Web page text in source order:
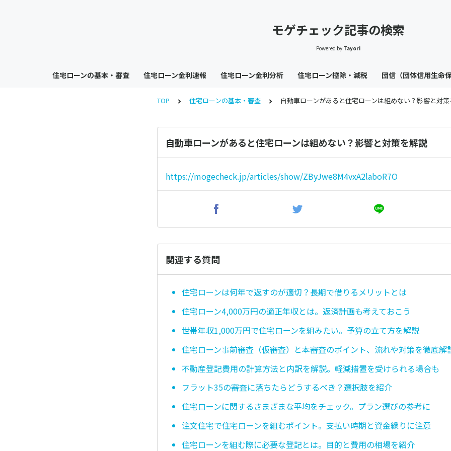
モゲチェック記事の検索
Powered by Tayori
住宅ローンの基本・審査 住宅ローン金利速報 住宅ローン金利分析 住宅ローン控除・減税 団信（団体信用生命
TOP 住宅ローンの基本・審査 自動車ローンがあると住宅ローンは組めない？影響と対
自動車ローンがあると住宅ローンは組めない？影響と対策を解説
https://mogecheck.jp/articles/show/ZByJwe8M4vxA2laboR7O
関連する質問
住宅ローンは何年で返すのが適切？長期で借りるメリットとは
住宅ローン4,000万円の適正年収とは。返済計画も考えておこう
世帯年収1,000万円で住宅ローンを組みたい。予算の立て方を解説
住宅ローン事前審査（仮審査）と本審査のポイント、流れや対策を徹底解
不動産登記費用の計算方法と内訳を解説。軽減措置を受けられる場合も
フラット35の審査に落ちたらどうするべき？選択肢を紹介
住宅ローンに関するさまざまな平均をチェック。プラン選びの参考に
注文住宅で住宅ローンを組むポイント。支払い時期と資金繰りに注意
住宅ローンを組む際に必要な登記とは。目的と費用の相場を紹介